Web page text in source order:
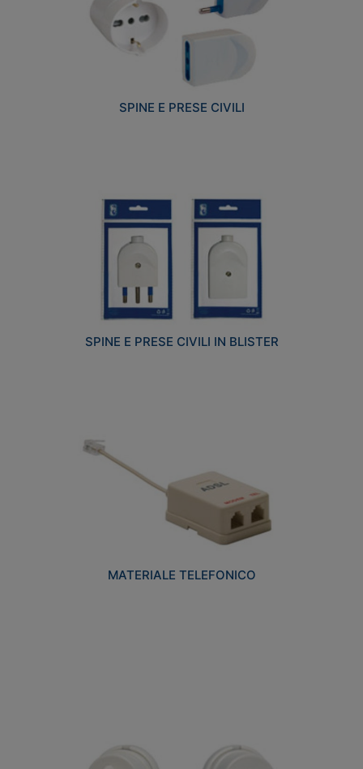
SPINE E PRESE CIVILI
SPINE E PRESE CIVILI IN BLISTER
MATERIALE TELEFONICO